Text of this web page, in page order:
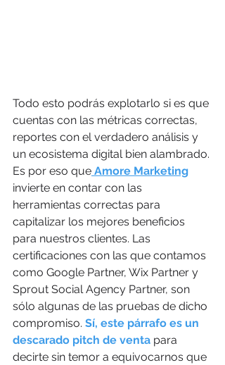
Todo esto podrás explotarlo si es que
cuentas con las métricas correctas,
reportes con el verdadero análisis y
un ecosistema digital bien alambrado.
Es por eso que Amore Marketing
invierte en contar con las
herramientas correctas para
capitalizar los mejores beneficios
para nuestros clientes. Las
certificaciones con las que contamos
como Google Partner, Wix Partner y
Sprout Social Agency Partner, son
sólo algunas de las pruebas de dicho
compromiso. Sí, este párrafo es un
descarado pitch de venta para
decirte sin temor a equivocarnos que